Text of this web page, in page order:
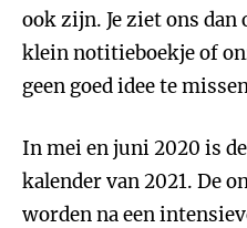
ook zijn. Je ziet ons
klein notitieboekje of
geen goed idee te
In mei en juni 2020 is
kalender van 2021. De
worden na een